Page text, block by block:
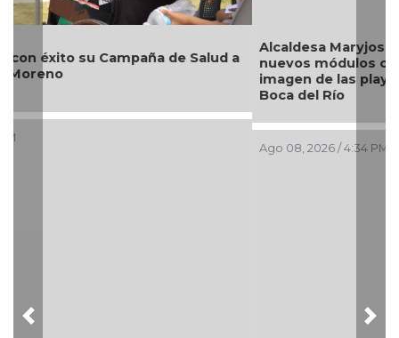
Alcaldesa Maryjose Gamboa Torales presenta 17
nuevos módulos comerciales para mejorar la
imagen de las playas e impulsar la economía de
Previous